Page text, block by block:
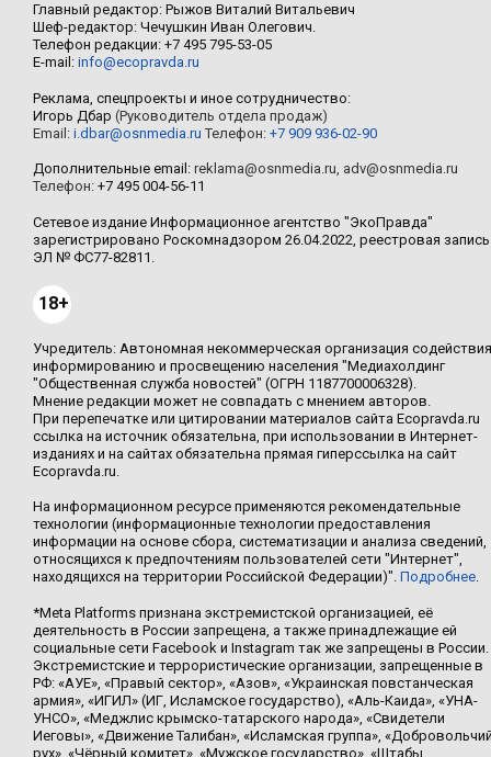
Главный редактор: Рыжов Виталий Витальевич
Шеф-редактор: Чечушкин Иван Олегович.
Телефон редакции: +7 495 795-53-05
E-mail: info@ecopravda.ru
Реклама, спецпроекты и иное сотрудничество:
Игорь Дбар (Руководитель отдела продаж)
Email: i.dbar@osnmedia.ru Телефон: +7 909 936-02-90
Дополнительные email: reklama@osnmedia.ru, adv@osnmedia.ru
Телефон: +7 495 004-56-11
Сетевое издание Информационное агентство "ЭкоПравда"
зарегистрировано Роскомнадзором 26.04.2022, реестровая запись
ЭЛ № ФС77-82811.
18+
Учредитель: Автономная некоммерческая организация содействия
информированию и просвещению населения "Медиахолдинг
"Общественная служба новостей" (ОГРН 1187700006328).
Мнение редакции может не совпадать с мнением авторов.
При перепечатке или цитировании материалов сайта Ecopravda.ru
ссылка на источник обязательна, при использовании в Интернет-
изданиях и на сайтах обязательна прямая гиперссылка на сайт
Ecopravda.ru.
На информационном ресурсе применяются рекомендательные
технологии (информационные технологии предоставления
информации на основе сбора, систематизации и анализа сведений,
относящихся к предпочтениям пользователей сети "Интернет",
находящихся на территории Российской Федерации)". Подробнее.
*Meta Platforms признана экстремистской организацией, её
деятельность в России запрещена, а также принадлежащие ей
социальные сети Facebook и Instagram так же запрещены в России.
Экстремистские и террористические организации, запрещенные в
РФ: «АУЕ», «Правый сектор», «Азов», «Украинская повстанческая
армия», «ИГИЛ» (ИГ, Исламское государство), «Аль-Каида», «УНА-
УНСО», «Меджлис крымско-татарского народа», «Свидетели
Иеговы», «Движение Талибан», «Исламская группа»,
рух», «Чёрный комитет», «Мужское государство», «Штабы